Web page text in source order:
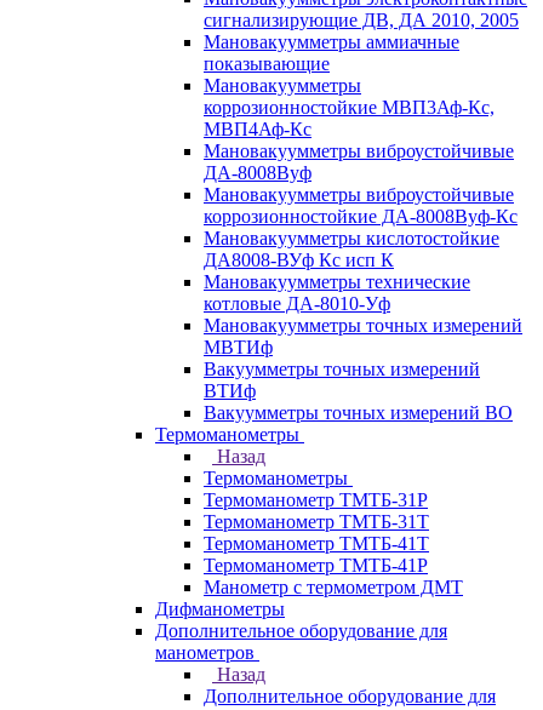
сигнализирующие ДВ, ДА 2010, 2005
Мановакуумметры аммиачные
показывающие
Мановакуумметры
коррозионностойкие МВП3Аф-Кс,
МВП4Аф-Кс
Мановакуумметры виброустойчивые
ДА-8008Вуф
Мановакуумметры виброустойчивые
коррозионностойкие ДА-8008Вуф-Кс
Мановакуумметры кислотостойкие
ДА8008-ВУф Кс исп К
Мановакуумметры технические
котловые ДА-8010-Уф
Мановакуумметры точных измерений
МВТИф
Вакуумметры точных измерений
ВТИф
Вакуумметры точных измерений ВО
Термоманометры
Назад
Термоманометры
Термоманометр ТМТБ-31Р
Термоманометр ТМТБ-31Т
Термоманометр ТМТБ-41Т
Термоманометр ТМТБ-41Р
Манометр с термометром ДМТ
Дифманометры
Дополнительное оборудование для
манометров
Назад
Дополнительное оборудование для